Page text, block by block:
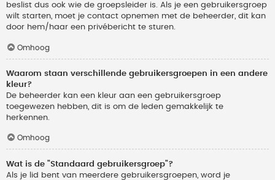
beslist dus ook wie de groepsleider is. Als je een gebruikersgroep
wilt starten, moet je contact opnemen met de beheerder, dit kan
door hem/haar een privébericht te sturen.
Omhoog
Waarom staan verschillende gebruikersgroepen in een andere
kleur?
De beheerder kan een kleur aan een gebruikersgroep
toegewezen hebben, dit is om de leden gemakkelijk te
herkennen.
Omhoog
Wat is de "Standaard gebruikersgroep"?
Als je lid bent van meerdere gebruikersgroepen, word je